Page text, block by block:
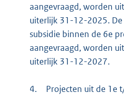
aangevraagd, worden
uiterlijk 31-12-2025.
subsidie binnen de 6e
aangevraagd, worden
uiterlijk 31-12-2027.
4.
Projecten uit de 1e